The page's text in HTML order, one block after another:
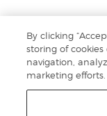
By clicking
storing of
navigation,
marketing efforts.